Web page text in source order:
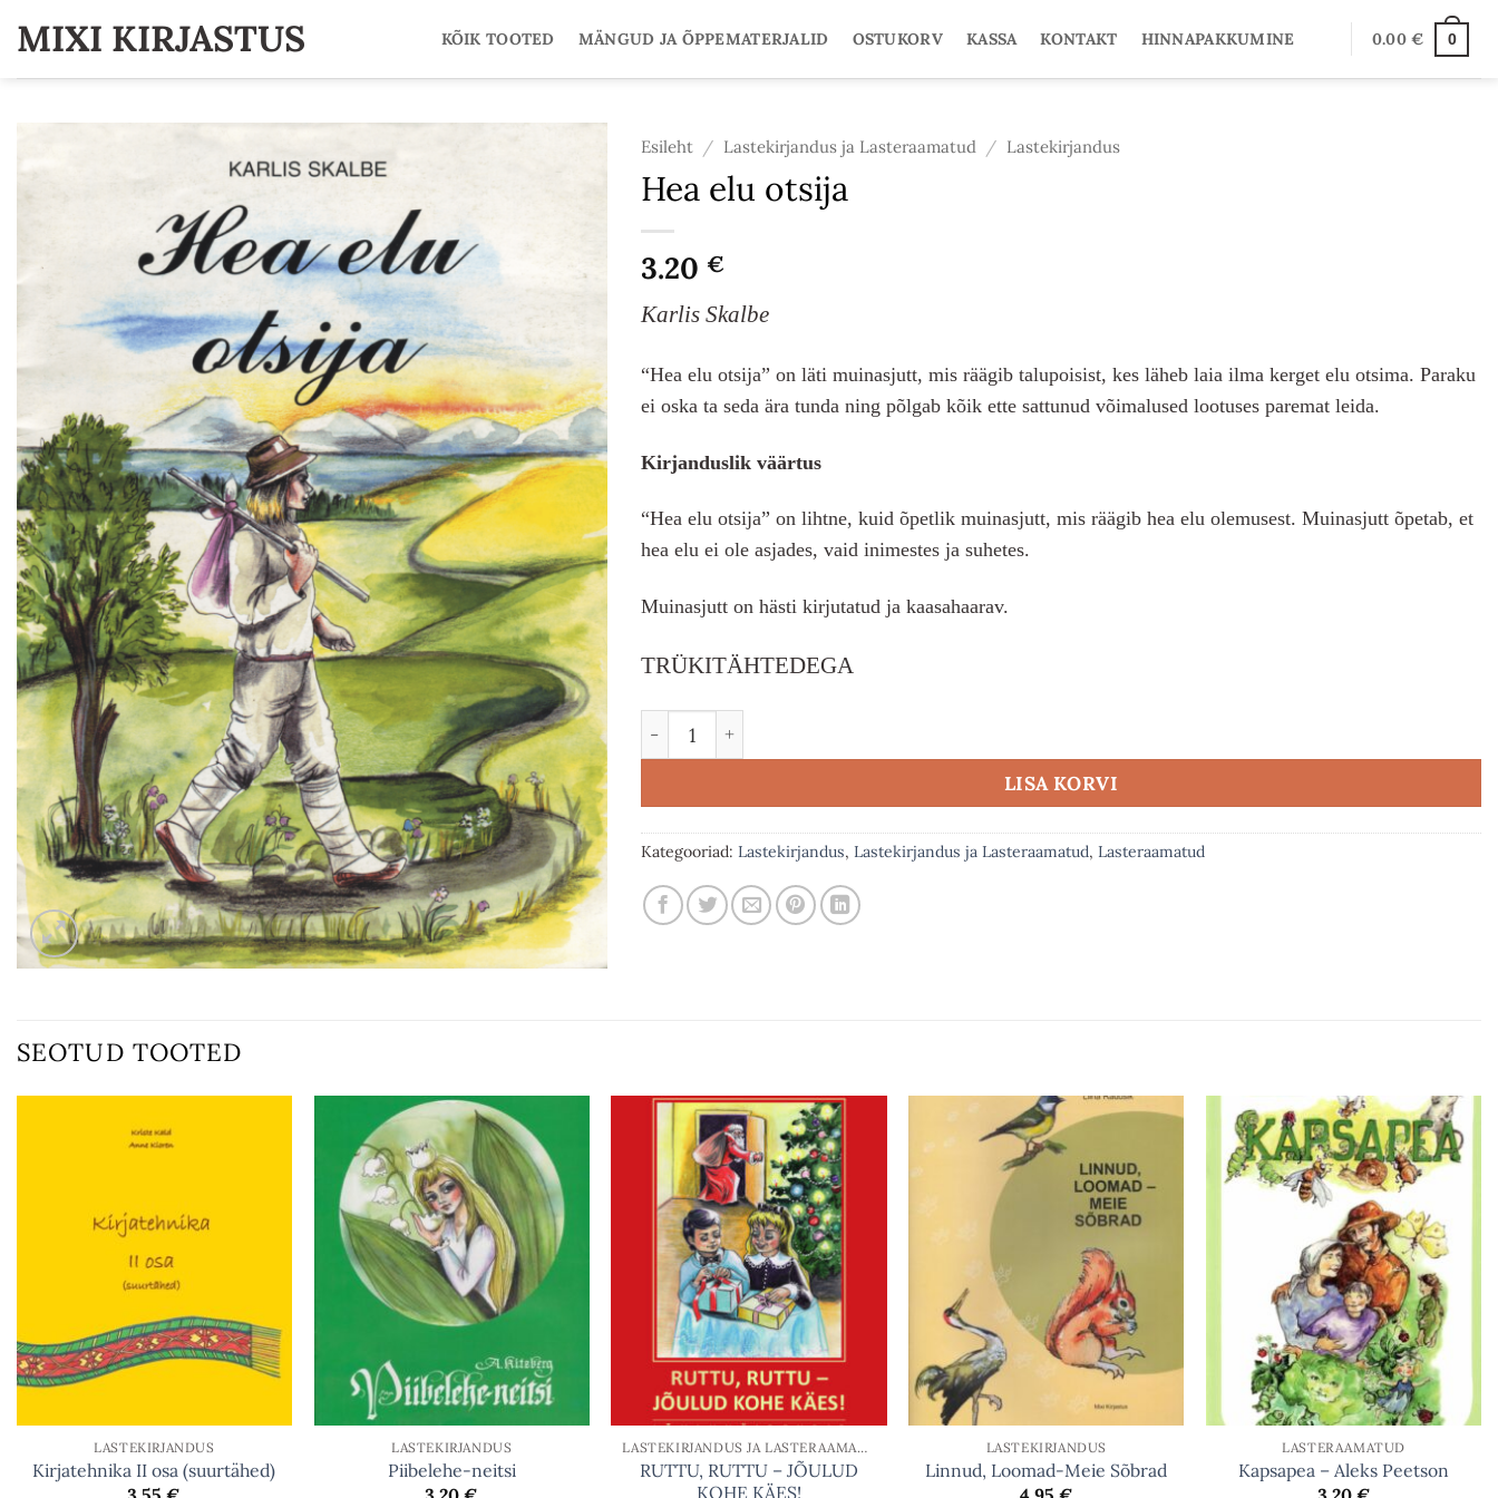
content
MIXI KIRJASTUS KÕIK TOOTED MÄNGUD JA ÕPPEMATERJALID OSTUKORV KASSA KONTAKT HINNAPAKKUMINE 0.00€ 0
Esileht / Lastekirjandus ja Lasteraamatud / Lastekirjandus
Hea elu otsija
3.20 €
Karlis Skalbe
“Hea elu otsija” on läti muinasjutt, mis räägib talupoisist, kes läheb laia ilma kerget elu otsima. Paraku
ei oska ta seda ära tunda ning põlgab kõik ette sattunud võimalused lootuses paremat leida.
Kirjanduslik väärtus
“Hea elu otsija” on lihtne, kuid õpetlik muinasjutt, mis räägib hea elu olemusest. Muinasjutt õpetab, et
hea elu ei ole asjades, vaid inimestes ja suhetes.
Muinasjutt on hästi kirjutatud ja kaasahaarav.
TRÜKITÄHTEDEGA
Hea elu otsija kogus
LISA KORVI
Kategooriad: Lastekirjandus, Lastekirjandus ja Lasteraamatud, Lasteraamatud
SEOTUD TOOTED
LASTEKIRJANDUS
Kirjatehnika II osa (suurtähed)
LASTEKIRJANDUS
Piibelehe-neitsi
LASTEKIRJANDUS JA LASTERAAMATUD
RUTTU, RUTTU – JÕULUD
KOHE KÄES!
LASTEKIRJANDUS
Linnud, Loomad-Meie Sõbrad
LASTERAAMATUD
Kapsapea – Aleks Peetson